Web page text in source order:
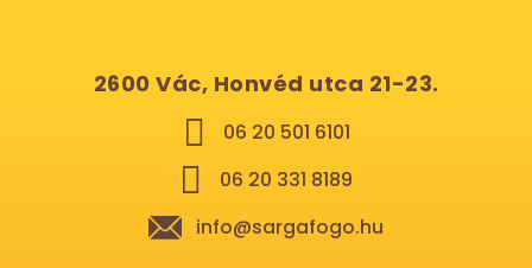
2600 Vác, Honvéd utca 21-23.
06 20 501 6101
06 20 331 8189
info@sargafogo.hu